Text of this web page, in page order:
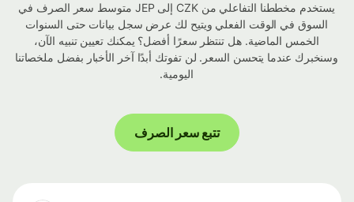
يستخدم مخططنا التفاعلي من CZK إلى JEP متوسط ​​سعر الصرف في
السوق في الوقت الفعلي ويتيح لك عرض سجل بيانات حتى السنوات
الخمس الماضية. هل تنتظر سعرًا أفضل؟ يمكنك تعيين تنبيه الآن،
وسنخبرك عندما يتحسن السعر. لن تفوتك أبدًا آخر الأخبار بفضل ملخصاتنا
اليومية.
تتبع سعر الصرف